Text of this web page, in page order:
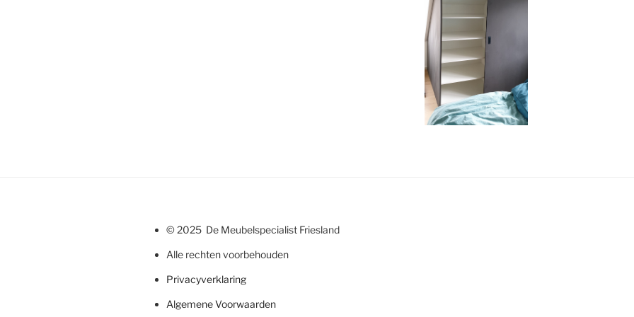
© 2025 De Meubelspecialist Friesland
Alle rechten voorbehouden
Privacyverklaring
Algemene Voorwaarden